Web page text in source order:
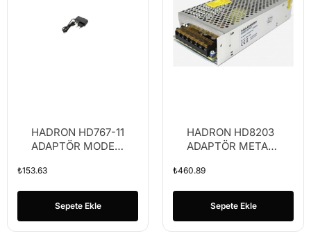
HADRON HD767-11
ADAPTÖR MODEM
₺153.63
Sepete Ekle
HADRON HD8203
ADAPTÖR METAL
20*10*4CM
₺460.89
Sepete Ekle